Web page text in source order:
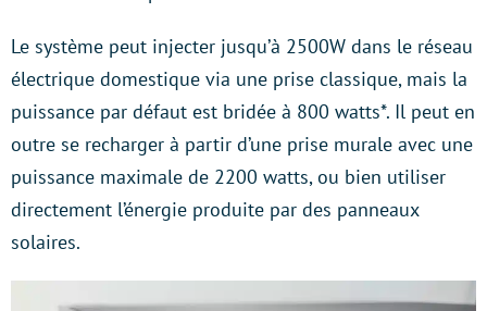
Le système peut injecter jusqu’à 2500W dans le réseau
électrique domestique via une prise classique, mais la
puissance par défaut est bridée à 800 watts*. Il peut en
outre se recharger à partir d’une prise murale avec une
puissance maximale de 2200 watts, ou bien utiliser
directement l’énergie produite par des panneaux
solaires.